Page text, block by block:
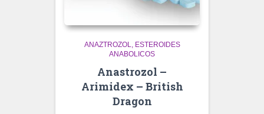
ANAZTROZOL
ESTEROIDES
ANABOLICOS
Anastrozol –
Arimidex – British
Dragon